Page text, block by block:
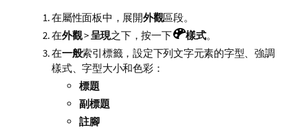
在屬性面板中，展開外觀區段。
在外觀>呈現之下，按一下 樣式。
在一般索引標籤，設定下列文字元素的字型、強調
樣式、字型大小和色彩：
標題
副標題
註腳